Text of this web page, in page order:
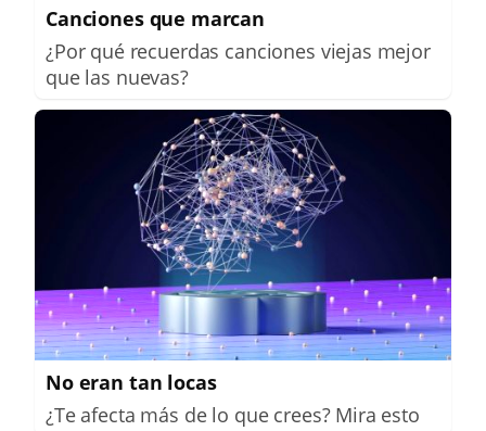
Canciones que marcan
¿Por qué recuerdas canciones viejas mejor
que las nuevas?
No eran tan locas
¿Te afecta más de lo que crees? Mira esto